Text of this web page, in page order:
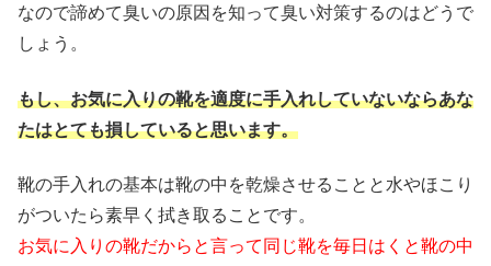
なので諦めて臭いの原因を知って臭い対策するのはどうで
しょう。
もし、お気に入りの靴を適度に手入れしていないならあな
たはとても損していると思います。
靴の手入れの基本は靴の中を乾燥させることと水やほこり
がついたら素早く拭き取ることです。
お気に入りの靴だからと言って同じ靴を毎日はくと靴の中